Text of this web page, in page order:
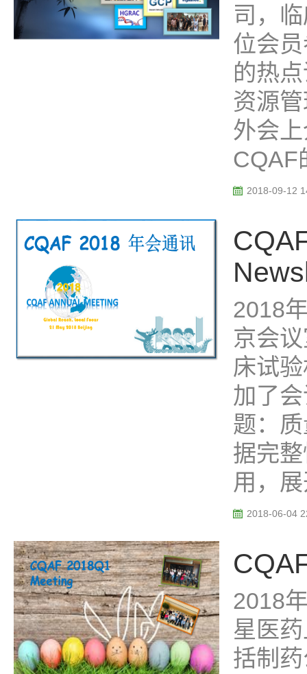
司，
位会
的热
资源
外会
CQAF
2018-09-12
2018
京会
床试
加了
题：
据完
用，
2018-06-04
2018
星医
括制